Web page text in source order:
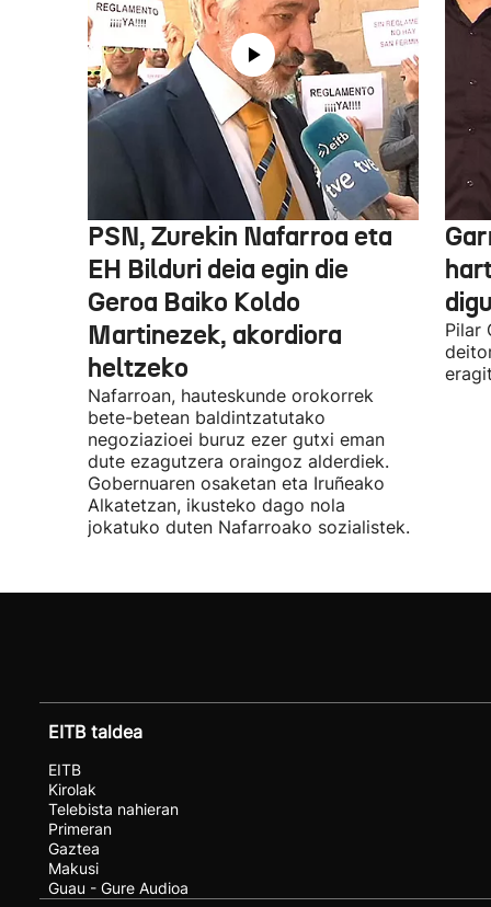
PSN, Zurekin Nafarroa eta
EH Bilduri deia egin die
Geroa Baiko Koldo
Martinezek, akordiora
heltzeko
Nafarroan, hauteskunde orokorrek
bete-betean baldintzatutako
negoziazioei buruz ezer gutxi eman
dute ezagutzera oraingoz alderdiek.
Gobernuaren osaketan eta Iruñeako
Alkatetzan, ikusteko dago nola
jokatuko duten Nafarroako sozialistek.
Pilar
EITB taldea
EITB
Kirolak
Telebista nahieran
Primeran
Gaztea
Makusi
Guau - Gure Audioa